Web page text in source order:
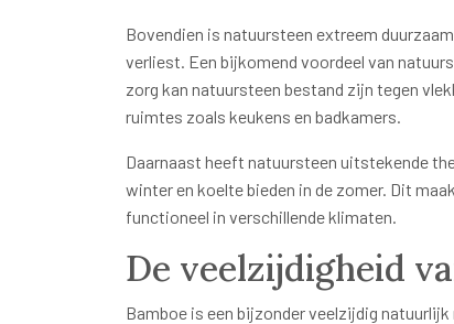
Bovendien is natuursteen extreem
verliest. Een bijkomend voordeel van
zorg kan natuursteen bestand zijn tegen
ruimtes zoals keukens en badkamers.
Daarnaast heeft natuursteen uitstekende
winter en koelte bieden in de zomer. Dit
functioneel in verschillende klimaten.
De veelzijdigheid
Bamboe is een bijzonder veelzijdig